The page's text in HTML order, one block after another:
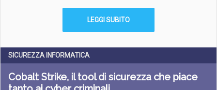
LEGGI SUBITO
SICUREZZA INFORMATICA
Cobalt Strike, il tool di sicurezza che piace